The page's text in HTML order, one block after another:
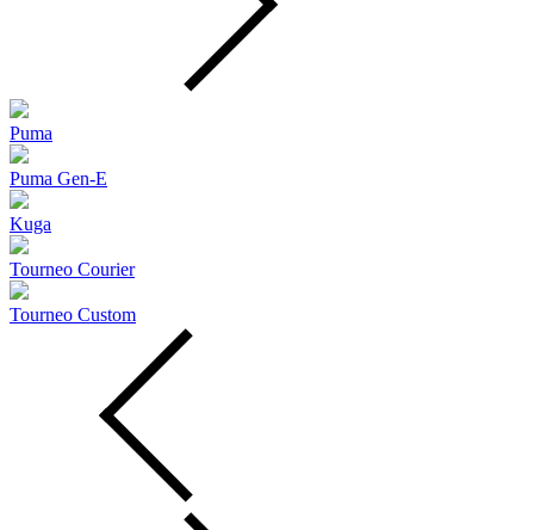
Puma
Puma Gen‑E
Kuga
Tourneo Courier
Tourneo Custom